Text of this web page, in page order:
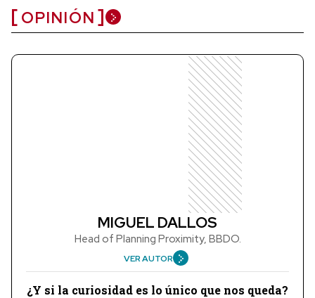
OPINIÓN
MIGUEL DALLOS
Head of Planning Proximity, BBDO.
VER AUTOR
¿Y si la curiosidad es lo único que nos queda?